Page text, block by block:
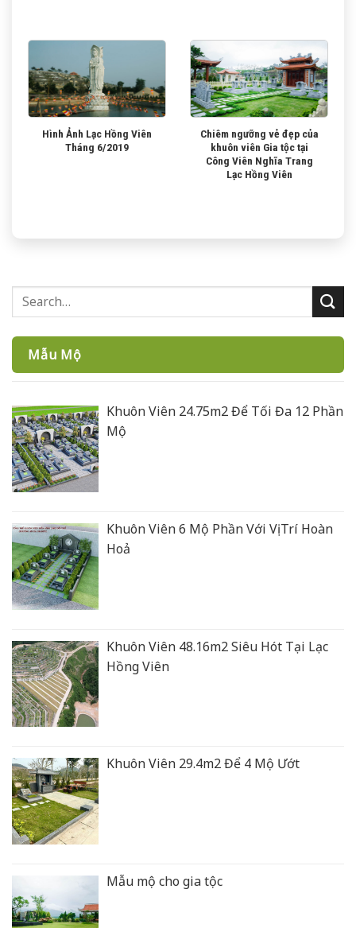
Hình Ảnh Lạc Hồng Viên
Tháng 6/2019
Chiêm ngưỡng vẻ đẹp của
khuôn viên Gia tộc tại
Công Viên Nghĩa Trang
Lạc Hồng Viên
Mẫu Mộ
Khuôn Viên 24.75m2 Để Tối Đa 12 Phần
Mộ
Khuôn Viên 6 Mộ Phần Với Vị Trí Hoàn
Hoả
Khuôn Viên 48.16m2 Siêu Hót Tại Lạc
Hồng Viên
Khuôn Viên 29.4m2 Để 4 Mộ Ướt
Mẫu mộ cho gia tộc